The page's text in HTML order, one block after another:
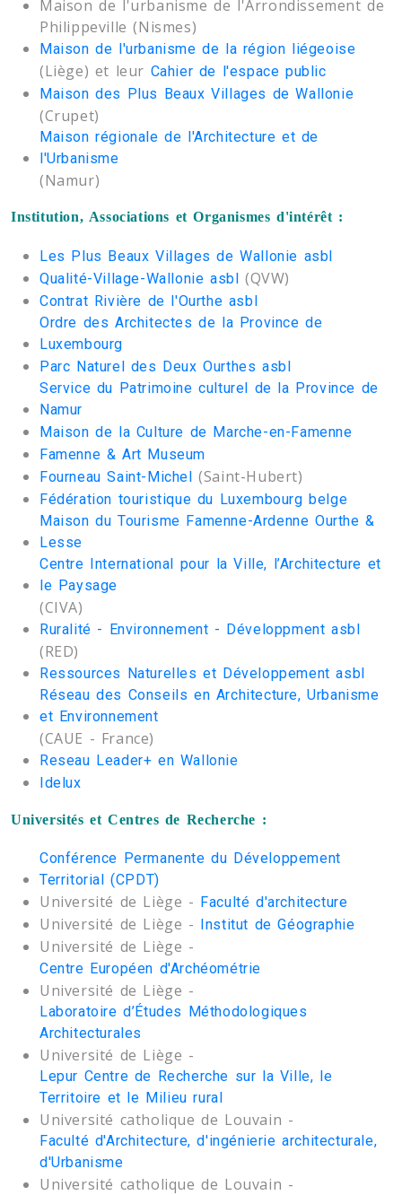
Maison de l'urbanisme de l'Arrondissement de
Philippeville (Nismes)
Maison de l'urbanisme de la région liégeoise
(Liège) et leur Cahier de l'espace public
Maison des Plus Beaux Villages de Wallonie
(Crupet)
Maison régionale de l'Architecture et de
l'Urbanisme
(Namur)
Institution, Associations et Organismes d'intérêt :
Les Plus Beaux Villages de Wallonie asbl
Qualité-Village-Wallonie asbl (QVW)
Contrat Rivière de l'Ourthe asbl
Ordre des Architectes de la Province de
Luxembourg
Parc Naturel des Deux Ourthes asbl
Service du Patrimoine culturel de la Province de
Namur
Maison de la Culture de Marche-en-Famenne
Famenne & Art Museum
Fourneau Saint-Michel (Saint-Hubert)
Fédération touristique du Luxembourg belge
Maison du Tourisme Famenne-Ardenne Ourthe &
Lesse
Centre International pour la Ville, l’Architecture et
le Paysage
(CIVA)
Ruralité - Environnement - Développment asbl
(RED)
Ressources Naturelles et Développement asbl
Réseau des Conseils en Architecture, Urbanisme
et Environnement
(CAUE - France)
Reseau Leader+ en Wallonie
Idelux
Universités et Centres de Recherche :
Conférence Permanente du Développement
Territorial (CPDT)
Université de Liège - Faculté d'architecture
Université de Liège - Institut de Géographie
Université de Liège -
Centre Européen d'Archéométrie
Université de Liège -
Laboratoire d’Études Méthodologiques
Architecturales
Université de Liège -
Lepur Centre de Recherche sur la Ville, le
Territoire et le Milieu rural
Université catholique de Louvain -
Faculté d'Architecture, d'ingénierie architecturale,
d'Urbanisme
Université catholique de Louvain -